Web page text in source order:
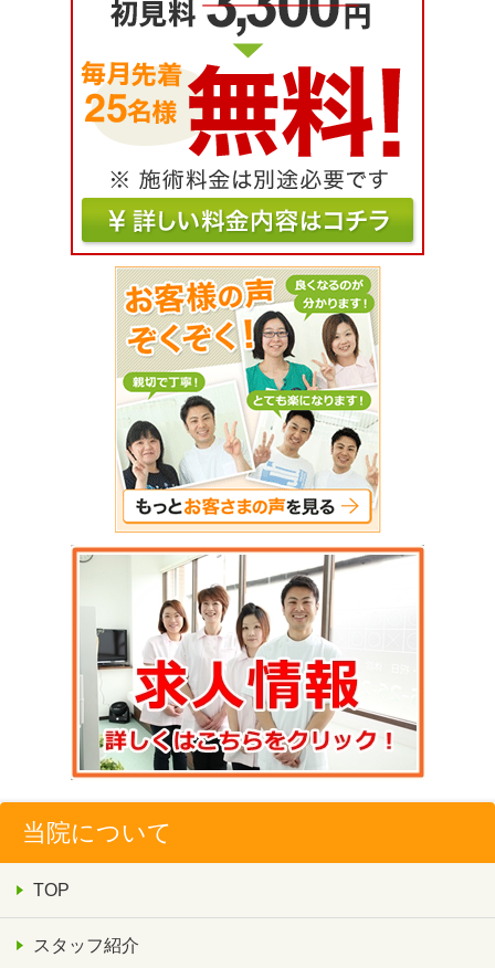
当院について
TOP
スタッフ紹介